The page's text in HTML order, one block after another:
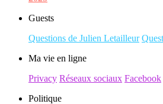
Guests
Questions de Julien Letailleur
Ma vie en ligne
Privacy Réseaux sociaux Facebook
Politique